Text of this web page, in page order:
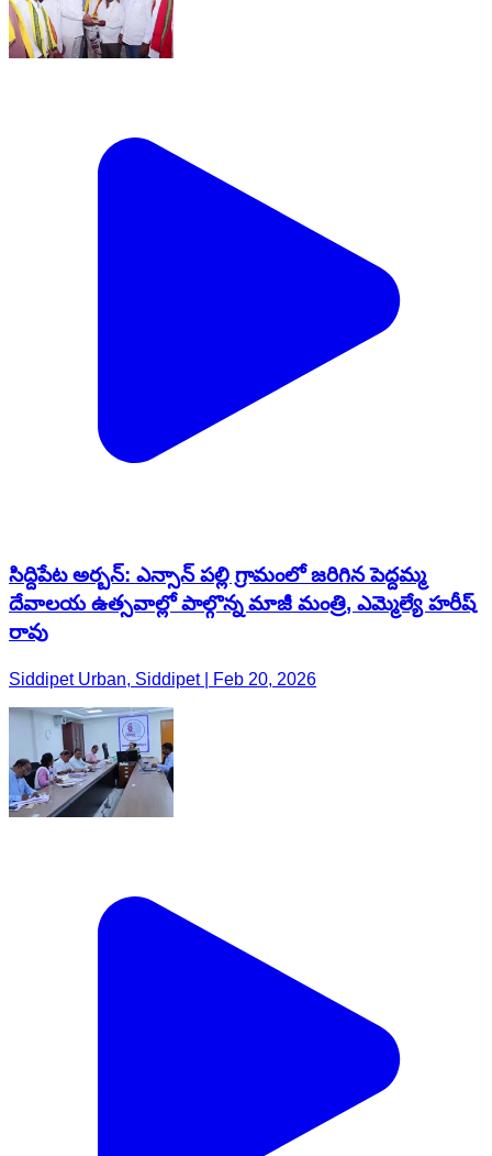
సిద్దిపేట అర్బన్: ఎన్సాన్ పల్లి గ్రామంలో జరిగిన పెద్దమ్మ
దేవాలయ ఉత్సవాల్లో పాల్గొన్న మాజీ మంత్రి, ఎమ్మెల్యే హరీష్
రావు
Siddipet Urban, Siddipet | Feb 20, 2026